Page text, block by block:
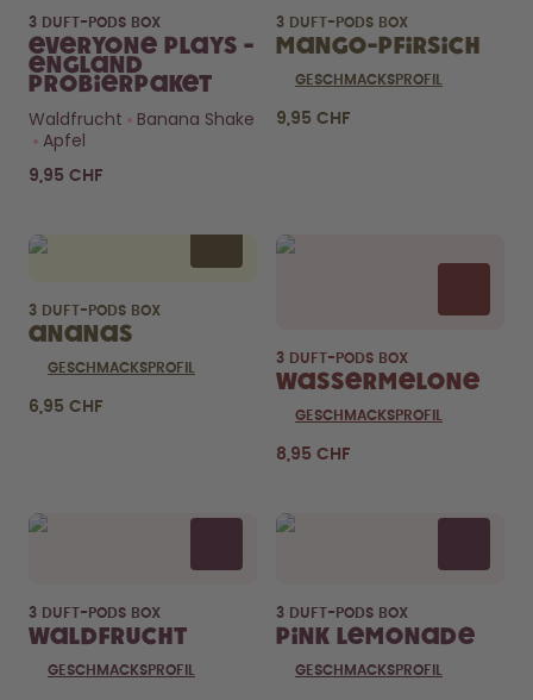
3 DUFT-PODS BOX
Everyone Plays -
England
Probierpaket
Waldfrucht
Banana Shake
Apfel
9,95 CHF
3 DUFT-PODS BOX
Mango-Pfirsich
GESCHMACKSPROFIL
9,95 CHF
3 DUFT-PODS BOX
Ananas
GESCHMACKSPROFIL
6,95 CHF
3 DUFT-PODS BOX
Wassermelone
GESCHMACKSPROFIL
8,95 CHF
3 DUFT-PODS BOX
Waldfrucht
GESCHMACKSPROFIL
3 DUFT-PODS BOX
Pink Lemonade
GESCHMACKSPROFIL